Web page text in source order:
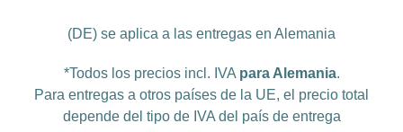
(DE) se aplica a las entregas en Alemania
*Todos los precios incl. IVA para Alemania.
Para entregas a otros países de la UE, el precio total
depende del tipo de IVA del país de entrega